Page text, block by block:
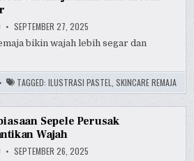
SEPTEMBER 27, 2025
bikin wajah lebih segar dan
TAGGED:ILUSTRASI PASTEL ,SKINCARE REMAJA
Sepele Perusak
Wajah
SEPTEMBER 26, 2025